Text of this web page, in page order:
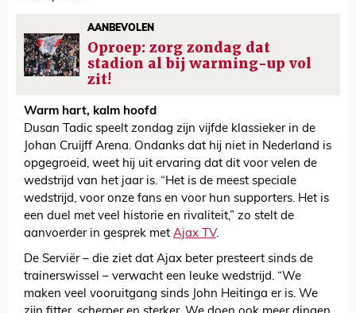
AANBEVOLEN
Oproep: zorg zondag dat
stadion al bij warming-up vol
zit!
Warm hart, kalm hoofd
Dusan Tadic speelt zondag zijn vijfde klassieker in de
Johan Cruijff Arena. Ondanks dat hij niet in Nederland is
opgegroeid, weet hij uit ervaring dat dit voor velen de
wedstrijd van het jaar is. “Het is de meest speciale
wedstrijd, voor onze fans en voor hun supporters. Het is
een duel met veel historie en rivaliteit,” zo stelt de
aanvoerder in gesprek met Ajax TV.
De Serviër – die ziet dat Ajax beter presteert sinds de
trainerswissel ­– verwacht een leuke wedstrijd. “We
maken veel vooruitgang sinds John Heitinga er is. We